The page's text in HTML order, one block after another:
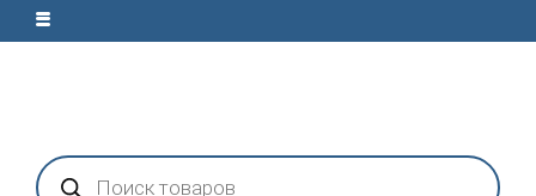
Поиск
товаров